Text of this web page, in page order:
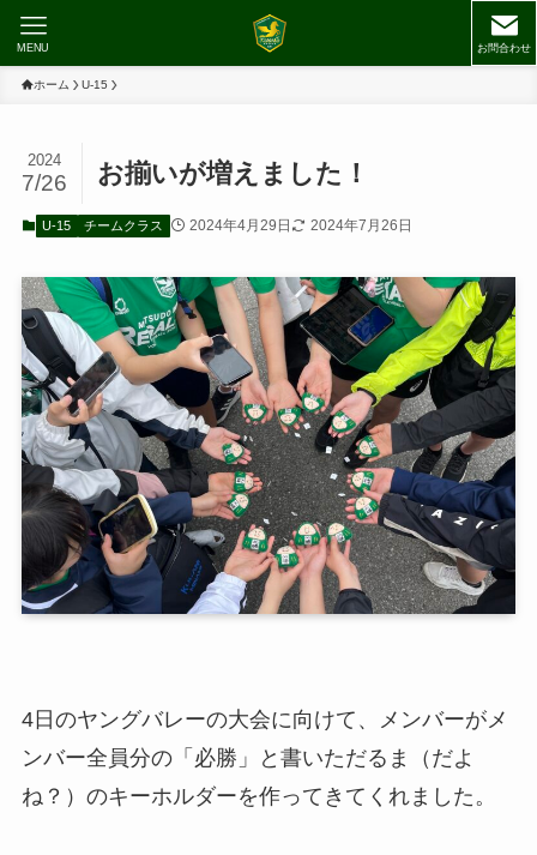
お問合わせ
MENU
ホーム U-15
お揃いが増えました！
2024
7/26
U-15 チームクラス 2024年4月29日 2024年7月26日
4日のヤングバレーの大会に向けて、メンバーがメ
ンバー全員分の「必勝」と書いただるま（だよ
ね？）のキーホルダーを作ってきてくれました。